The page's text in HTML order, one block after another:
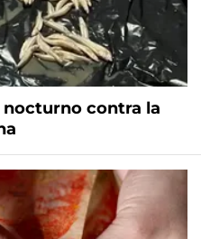
contra la